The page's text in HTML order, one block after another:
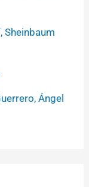
Sheinbaum
Ángel